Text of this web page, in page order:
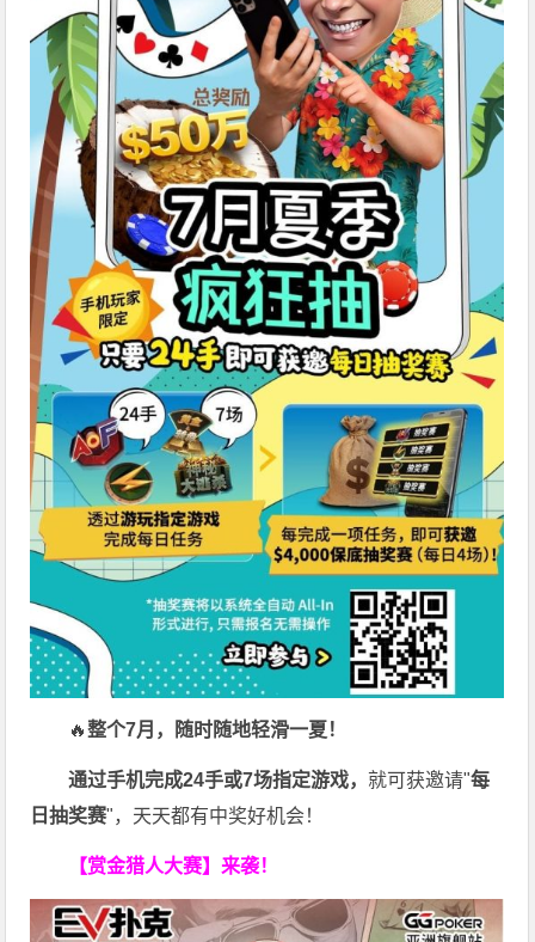
🔥整个7月，随时随地轻滑一夏！
通过手机完成24手或7场指定游戏，就可获邀请"每
日抽奖赛"，天天都有中奖好机会！
【赏金猎人大赛】来袭！